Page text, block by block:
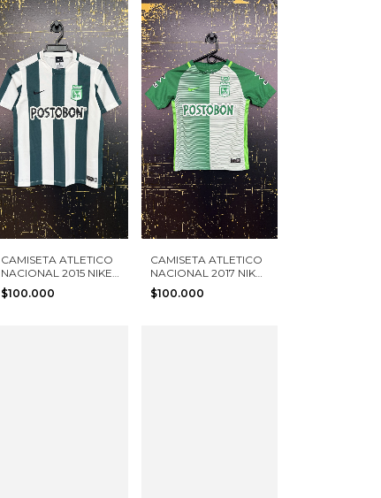
CAMISETA ATLETICO
NACIONAL 2015 NIKE
TALLA M NIÑO
$100.000
CAMISETA ATLETICO
NACIONAL 2017 NIKE
TALLA XS NIÑO
$100.000